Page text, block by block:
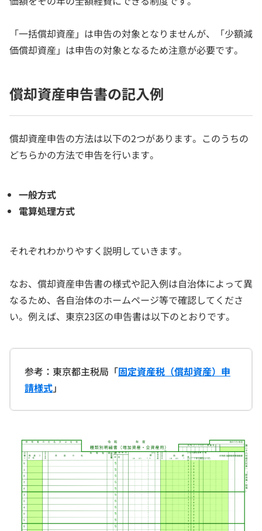
「一括償却資産」は申告の対象となりませんが、「少額減
価償却資産」は申告の対象となるため注意が必要です。
償却資産申告書の記入例
償却資産申告の方法は以下の2つがあります。このうちの
どちらかの方法で申告を行います。
一般方式
電算処理方式
それぞれわかりやすく説明していきます。
なお、償却資産申告書の様式や記入例は自治体によって異
なるため、各自治体のホームページ等で確認してくださ
い。例えば、東京23区の申告書は以下のとおりです。
参考：東京都主税局「固定資産税（償却資産）申
請様式」